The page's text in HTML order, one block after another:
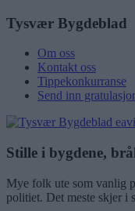
Tysvær Bygdeblad
Om oss
Kontakt oss
Tippekonkurranse
Send inn
Stille i bygdene,
Mye folk ute som vanlig
politiet. Det meste skjer i